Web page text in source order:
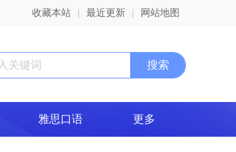
收藏本站 | 最近更新 | 网站地图
雅思口语 更多